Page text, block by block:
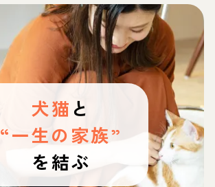
犬猫 と
“一生の家族”
を結ぶ